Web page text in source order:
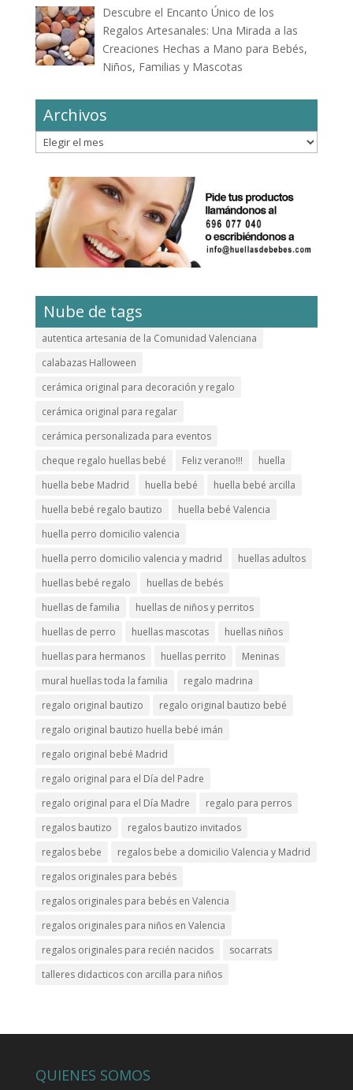
Descubre el Encanto Único de los
Regalos Artesanales: Una Mirada a las
Creaciones Hechas a Mano para Bebés,
Niños, Familias y Mascotas
Archivos
Archivos
Nube de tags
autentica artesania de la Comunidad Valenciana
calabazas Halloween
cerámica original para decoración y regalo
cerámica original para regalar
cerámica personalizada para eventos
cheque regalo huellas bebé
Feliz verano!!!
huella
huella bebe Madrid
huella bebé
huella bebé arcilla
huella bebé regalo bautizo
huella bebé Valencia
huella perro domicilio valencia
huella perro domicilio valencia y madrid
huellas adultos
huellas bebé regalo
huellas de bebés
huellas de familia
huellas de niños y perritos
huellas de perro
huellas mascotas
huellas niños
huellas para hermanos
huellas perrito
Meninas
mural huellas toda la familia
regalo madrina
regalo original bautizo
regalo original bautizo bebé
regalo original bautizo huella bebé imán
regalo original bebé Madrid
regalo original para el Día del Padre
regalo original para el Día Madre
regalo para perros
regalos bautizo
regalos bautizo invitados
regalos bebe
regalos bebe a domicilio Valencia y Madrid
regalos originales para bebés
regalos originales para bebés en Valencia
regalos originales para niños en Valencia
regalos originales para recién nacidos
socarrats
talleres didacticos con arcilla para niños
QUIENES SOMOS